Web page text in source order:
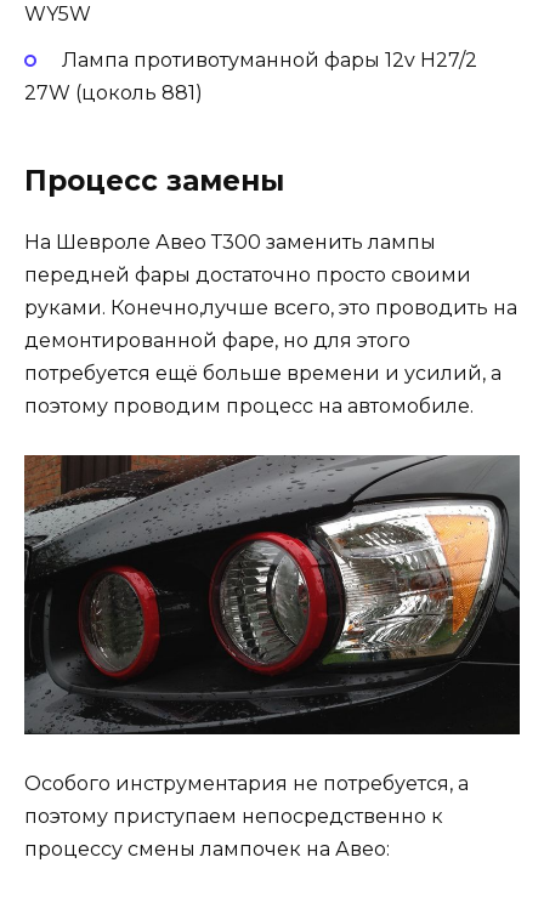
WY5W
Лампа противотуманной фары 12v H27/2
27W (цоколь 881)
Процесс замены
На Шевроле Авео Т300 заменить лампы
передней фары достаточно просто своими
руками. Конечно,лучше всего, это проводить на
демонтированной фаре, но для этого
потребуется ещё больше времени и усилий, а
поэтому проводим процесс на автомобиле.
Особого инструментария не потребуется, а
поэтому приступаем непосредственно к
процессу смены лампочек на Авео: